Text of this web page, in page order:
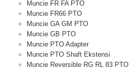
Muncie FR FA PTO
Muncie FR66 PTO
Muncie GA GM PTO
Muncie GB PTO
Muncie PTO Adapter
Muncie PTO Shaft Ekstensi
Muncie Reversible RG RL 83 PTO